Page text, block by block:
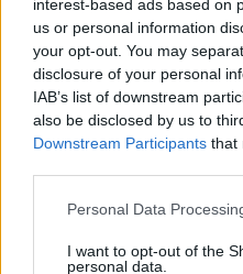
interest-based ads based on
us or personal information
your opt-out. You may
disclosure of your personal
IAB’s list of downstream
also be disclosed by us to
Downstream Participants that
Please note that this
not limited to your visit or
Personal Data
I want to opt-out of the
personal data.
@Photo credits:eurokinissi
επικαιρότητας. Μάθε για
εβδομάδας μέσα από το